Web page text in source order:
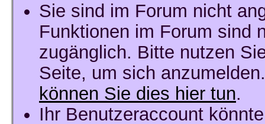
Sie sind im Forum nicht
Funktionen im Forum sind
zugänglich. Bitte nutzen
Seite, um sich
können Sie dies hier tun.
Ihr Benutzeraccount